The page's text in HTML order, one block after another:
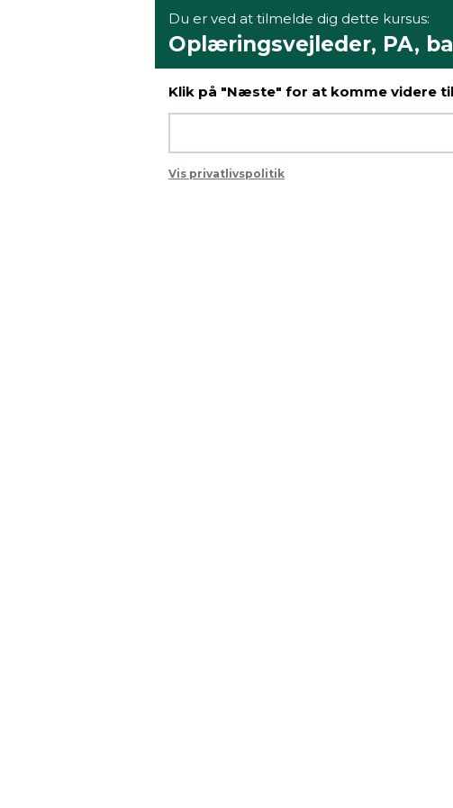
Du er ved at tilmelde dig dette kursus:
Oplæringsvejleder, PA,
Klik på "Næste" for at komme videre
Vis privatlivspolitik